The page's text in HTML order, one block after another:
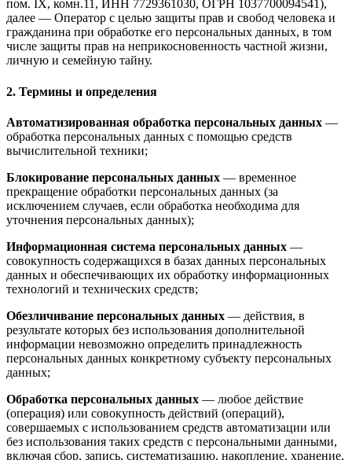
пом. IX, комн.11, ИНН 7729361030, ОГРН 1037700094541),
далее — Оператор с целью защиты прав и свобод человека и
гражданина при обработке его персональных данных, в том
числе защиты прав на неприкосновенность частной жизни,
личную и семейную тайну.
2. Термины и определения
Автоматизированная обработка персональных данных —
обработка персональных данных с помощью средств
вычислительной техники;
Блокирование персональных данных — временное
прекращение обработки персональных данных (за
исключением случаев, если обработка необходима для
уточнения персональных данных);
Информационная система персональных данных —
совокупность содержащихся в базах данных персональных
данных и обеспечивающих их обработку информационных
технологий и технических средств;
Обезличивание персональных данных — действия, в
результате которых без использования дополнительной
информации невозможно определить принадлежность
персональных данных конкретному субъекту персональных
данных;
Обработка персональных данных — любое действие
(операция) или совокупность действий (операций),
совершаемых с использованием средств автоматизации или
без использования таких средств с персональными данными,
включая сбор, запись, систематизацию, накопление, хранение,